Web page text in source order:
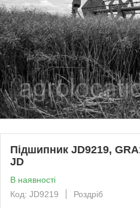
Підшипник JD9219,
JD
В наявності
Код: JD9219
Роздріб